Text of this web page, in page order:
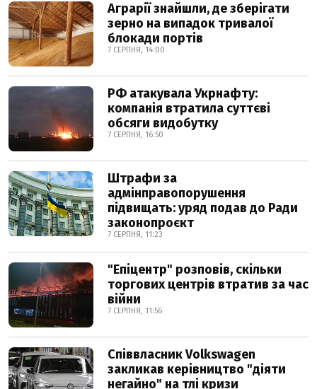
Аграрії знайшли, де зберігати
зерно на випадок тривалої
блокади портів
7 СЕРПНЯ, 14:00
РФ атакувала Укрнафту:
компанія втратила суттєві
обсяги видобутку
7 СЕРПНЯ, 16:50
Штрафи за
адмінправопорушення
підвищать: уряд подав до Ради
законопроєкт
7 СЕРПНЯ, 11:23
"Епіцентр" розповів, скільки
торгових центрів втратив за час
війни
7 СЕРПНЯ, 11:56
Співвласник Volkswagen
закликав керівництво "діяти
негайно" на тлі кризи